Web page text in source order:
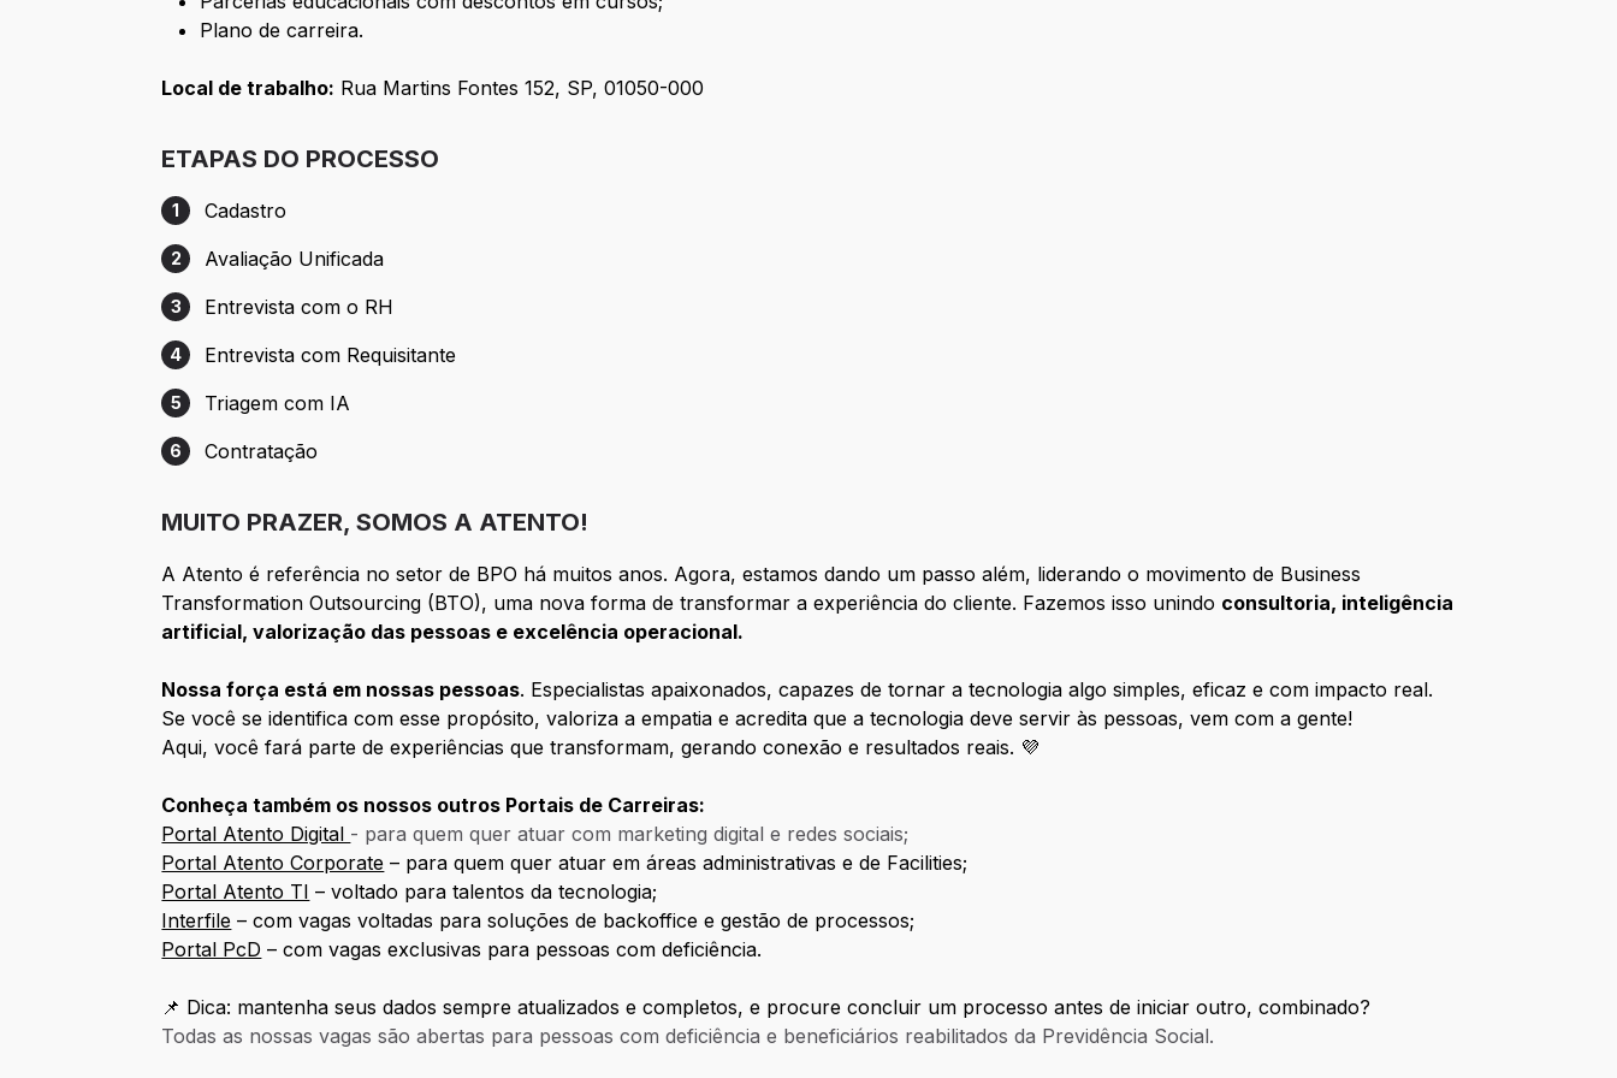
Plano de carreira.
Local de trabalho: Rua Martins Fontes 152, SP, 01050-000
ETAPAS DO PROCESSO
Etapa 1: Cadastro
1 Cadastro
Etapa 2: Avaliação Unificada
2 Avaliação Unificada
Etapa 3: Entrevista com o RH
3 Entrevista com o RH
Etapa 4: Entrevista com Requisitante
4 Entrevista com Requisitante
Etapa 5: Triagem com IA
5 Triagem com IA
Etapa 6: Contratação
6 Contratação
MUITO PRAZER, SOMOS A ATENTO!
A Atento é referência no setor de BPO há muitos anos. Agora, estamos dando um passo além, liderando o movimento de Business
Transformation Outsourcing (BTO), uma nova forma de transformar a experiência do cliente. Fazemos isso unindo consultoria, inteligência
artificial, valorização das pessoas e excelência operacional.
Nossa força está em nossas pessoas. Especialistas apaixonados, capazes de tornar a tecnologia algo simples, eficaz e com impacto real.
Se você se identifica com esse propósito, valoriza a empatia e acredita que a tecnologia deve servir às pessoas, vem com a gente!
Aqui, você fará parte de experiências que transformam, gerando conexão e resultados reais. 💜
Conheça também os nossos outros Portais de Carreiras:
Portal Atento Digital - para quem quer atuar com marketing digital e redes sociais;
Portal Atento Corporate – para quem quer atuar em áreas administrativas e de Facilities;
Portal Atento TI – voltado para talentos da tecnologia;
Interfile – com vagas voltadas para soluções de backoffice e gestão de processos;
Portal PcD – com vagas exclusivas para pessoas com deficiência.
📌 Dica: mantenha seus dados sempre atualizados e completos, e procure concluir um processo antes de iniciar outro, combinado?
Todas as nossas vagas são abertas para pessoas com deficiência e beneficiários reabilitados da Previdência Social.